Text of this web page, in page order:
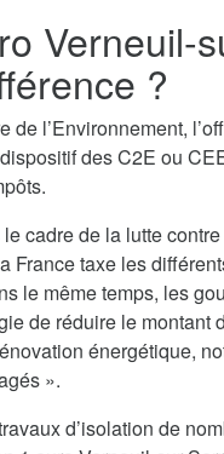
Verneuil-
?
de l’Environnement,
des C2E ou
cadre de la lutte
France taxe les
le même temps, les
de réduire le
énergétique,
».
d’isolation de